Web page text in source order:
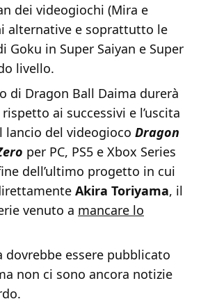
dei videogiochi (Mira e
alternative e soprattutto le
Goku in Super Saiyan e Super
livello.
di Dragon Ball Daima durerà
ai successivi e l’uscita
lancio del videogioco Dragon
per PC, PS5 e Xbox Series
dell’ultimo progetto in cui
Akira Toriyama, il
venuto a mancare lo
dovrebbe essere pubblicato
non ci sono ancora notizie